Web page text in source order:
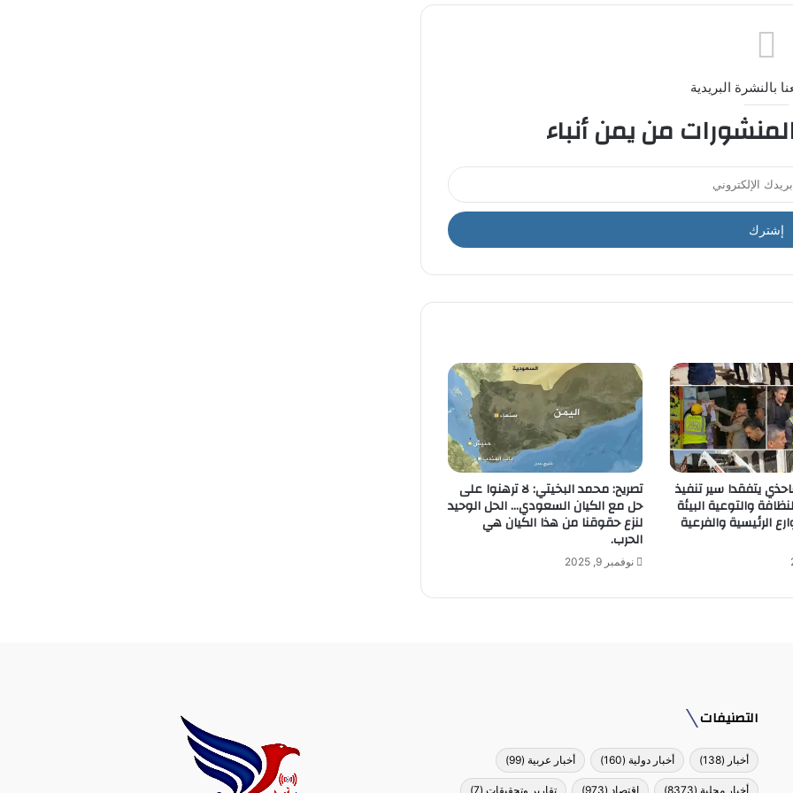
بالنشرة البريدية
من يمن أنباء
يتفقدا سير تنفيذ
والتوعية البيئة
الرئيسية والفرعية
تصريح: محمد البخيتي: لا ترهنوا على
حل مع الكيان السعودي… الحل الوحيد
لنزع حقوقنا من هذا الكيان هي
الحرب.
نوفمبر 9, 2025
التصنيفات
أخبار (138) أخبار دولية(160) أخبار عربية(99)
أخبار محلية(8373) إقتصاد (973) تقارير وتحقيقات(7)